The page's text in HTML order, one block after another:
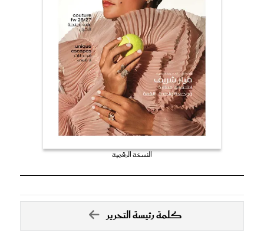
النسخة الرقمية
كلمة رئيسة التحرير